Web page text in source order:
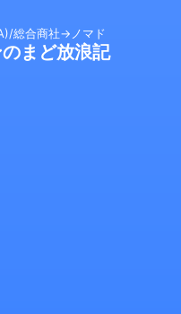
総合商社→ノマド
まど放浪記